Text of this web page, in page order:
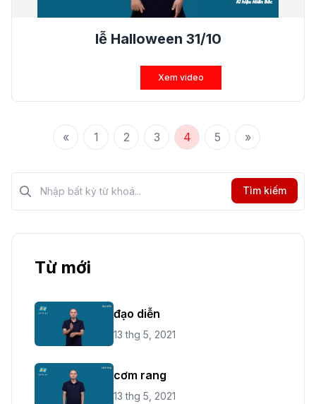
lễ Halloween 31/10
Xem video
« 1 2 3 4 5 »
Tìm kiếm?>
Tìm kiếm
Từ mới
đạo diễn
13 thg 5, 2021
cơm rang
13 thg 5, 2021